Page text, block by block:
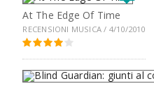
At The Edge Of Time
RECENSIONI MUSICA / 4/10/2010